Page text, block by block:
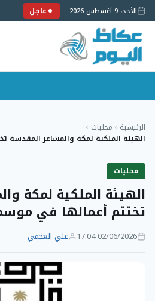
الأحد، 9 أغسطس 2026 عاجل
إلى
المحتوى
الرئيسية › محليات ›
الهيئة الملكية لمكة والمشاعر المقدسة
محليات
الهيئة الملكية لمكة
تختتم أعمالها في موسم حج
02/06/2026 17:04 علي العجمي